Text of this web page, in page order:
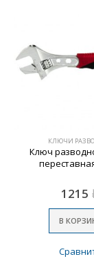
КЛЮЧИ
Ключ
1215
В